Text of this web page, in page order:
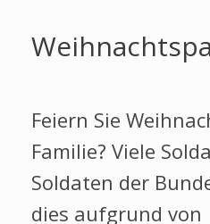
Feiern Sie
Familie? Viele
Soldaten der
dies aufgrund von